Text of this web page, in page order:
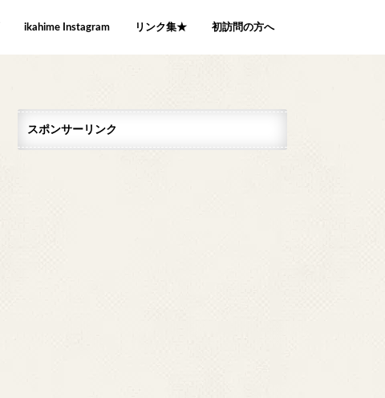
ikahime Instagram リンク集★ 初訪問の方へ
スポンサーリンク